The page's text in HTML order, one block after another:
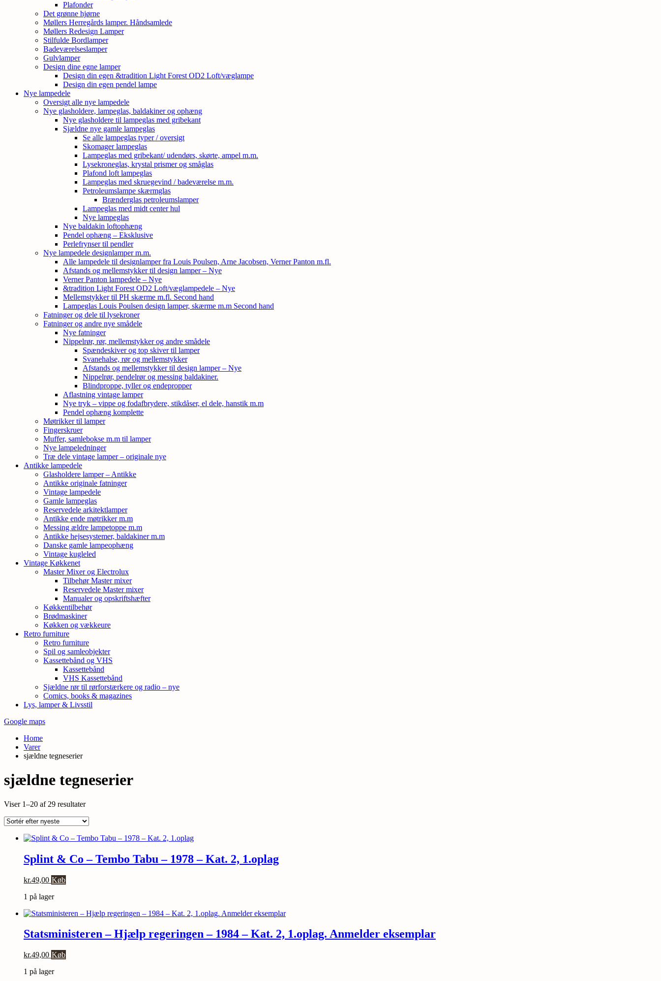
Plafonder
Det grønne hjørne
Møllers Herregårds lamper. Håndsamlede
Møllers Redesign Lamper
Stilfulde Bordlamper
Badeværelseslamper
Gulvlamper
Design dine egne lamper
Design din egen &tradition Light Forest OD2 Loft/væglampe
Design din egen pendel lampe
Nye lampedele
Oversigt alle nye lampedele
Nye glasholdere, lampeglas, baldakiner og ophæng
Nye glasholdere til lampeglas med gribekant
Sjældne nye gamle lampeglas
Se alle lampeglas typer / oversigt
Skomager lampeglas
Lampeglas med gribekant/ udendørs, skørte, ampel m.m.
Lysekroneglas, krystal prismer og småglas
Plafond loft lampeglas
Lampeglas med skruegevind / badeværelse m.m.
Petroleumslampe skærmglas
Brænderglas petroleumslamper
Lampeglas med midt center hul
Nye lampeglas
Nye baldakin loftophæng
Pendel ophæng – Eksklusive
Perlefrynser til pendler
Nye lampedele designlamper m.m.
Alle lampedele til designlamper fra Louis Poulsen, Arne Jacobsen, Verner Panton m.fl.
Afstands og mellemstykker til design lamper – Nye
Verner Panton lampedele – Nye
&tradition Light Forest OD2 Loft/væglampedele – Nye
Mellemstykker til PH skærme m.fl. Second hand
Lampeglas Louis Poulsen design lamper, skærme m.m Second hand
Fatninger og dele til lysekroner
Fatninger og andre nye smådele
Nye fatninger
Nippelrør, rør, mellemstykker og andre smådele
Spændeskiver og top skiver til lamper
Svanehalse, rør og mellemstykker
Afstands og mellemstykker til design lamper – Nye
Nippelrør, pendelrør og messing baldakiner.
Blindproppe, tyller og endepropper
Aflastning vintage lamper
Nye tryk – vippe og fodafbrydere, stikdåser, el dele, hanstik m.m
Pendel ophæng komplette
Møtrikker til lamper
Fingerskruer
Muffer, samlebokse m.m til lamper
Nye lampeledninger
Træ dele vintage lamper – originale nye
Antikke lampedele
Glasholdere lamper – Antikke
Antikke originale fatninger
Vintage lampedele
Gamle lampeglas
Reservedele arkitektlamper
Antikke ende møtrikker m.m
Messing ældre lampetoppe m.m
Antikke hejsesystemer, baldakiner m.m
Danske gamle lampeophæng
Vintage kugleled
Vintage Køkkenet
Master Mixer og Electrolux
Tilbehør Master mixer
Reservedele Master mixer
Manualer og opskriftshæfter
Køkkentilbehør
Brødmaskiner
Køkken og vækkeure
Retro furniture
Retro furniture
Spil og samleobjekter
Kassettebånd og VHS
Kassettebånd
VHS Kassettebånd
Sjældne rør til rørforstærkere og radio – nye
Comics, books & magazines
Lys, lamper & Livsstil
Google maps
Home
Varer
sjældne tegneserier
sjældne tegneserier
Viser 1–20 af 29 resultaterSorteret
seneste
Splint & Co – Tembo Tabu – 1978 – Kat. 2, 1.oplag
kr.49,00 Køb
1 på lager
Statsministeren – Hjælp regeringen – 1984 – Kat. 2, 1.oplag. Anmelder eksemplar
kr.49,00 Køb
1 på lager